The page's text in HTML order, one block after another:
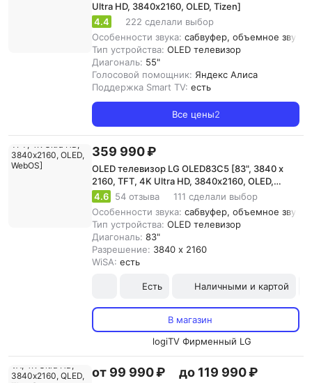
Ultra HD, 3840х2160, OLED, Tizen]
4.4
222 сделали выбор
Особенности звука: сабвуфер, объемное
Тип устройства: OLED телевизор
Диагональ: 55"
Голосовой помощник: Яндекс Алиса
Поддержка Smart TV: есть
Все цены2
359 990 ₽
OLED телевизор LG OLED83C5 [83", 3840 x
2160, TFT, 4K Ultra HD, 3840х2160, OLED,
WebOS]
4.6 54 отзыва
111 сделали выбор
Особенности звука: сабвуфер, объемное
Тип устройства: OLED телевизор
Диагональ: 83"
Разрешение: 3840 x 2160
WiSA: есть
Есть Наличными и картой
В магазин
logiTV Фирменный LG
от 99 990 ₽ до 119 990 ₽